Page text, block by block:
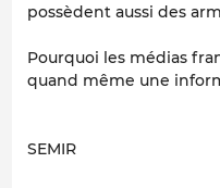
possèdent aussi des
Pourquoi les médias
quand même une
SEMIR